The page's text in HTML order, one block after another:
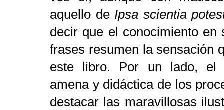
aquello de Ipsa scientia
decir que el conocimiento
frases resumen la sensación
este libro. Por un lado, el
amena y didáctica de los
destacar las maravillosas